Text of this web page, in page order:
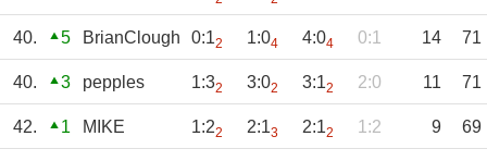
40. 5 BrianClough 0:12 1:04 4:04 0:1 14 71
40. 3 pepples 1:32 3:02 3:12 2:0 11 71
42. 1 MIKE 1:22 2:13 2:12 1:2 9 69